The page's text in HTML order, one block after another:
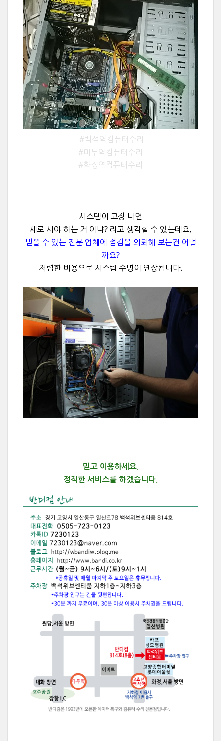
#백석역컴퓨터수리
#마두역컴퓨터수리
#화정역컴퓨터수리
시스템이 고장 나면
새로 사야 하는 거 아냐? 라고 생각할 수 있는데요,
믿을 수 있는 전문 업체에 점검을 의뢰해 보는건 어떨
까요?
저렴한 비용으로 시스템 수명이 연장됩니다.
믿고 이용하세요.
정직한 서비스를 하겠습니다.